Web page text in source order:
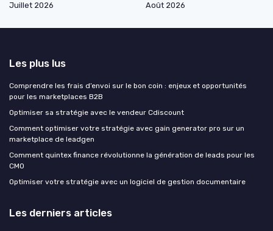
Juillet 2026
Août 2026
Les plus lus
Comprendre les frais d’envoi sur le bon coin : enjeux et opportunités
pour les marketplaces B2B
Optimiser sa stratégie avec le vendeur Cdiscount
Comment optimiser votre stratégie avec gain generator pro sur un
marketplace de leadgen
Comment quintex finance révolutionne la génération de leads pour les
CMO
Optimiser votre stratégie avec un logiciel de gestion documentaire
Les derniers articles